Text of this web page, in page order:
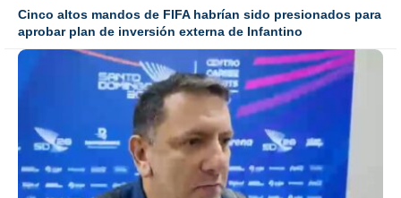
Cinco altos mandos de FIFA habrían sido presionados para
aprobar plan de inversión externa de Infantino